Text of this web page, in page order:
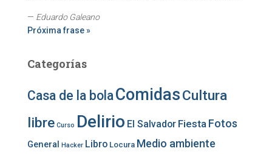
— Eduardo Galeano
Próxima frase »
Categorías
Casa de la bolaComidasCultura
libre Curso Delirio El Salvador Fiesta Fotos
General Hacker Libro Locura Medio ambiente